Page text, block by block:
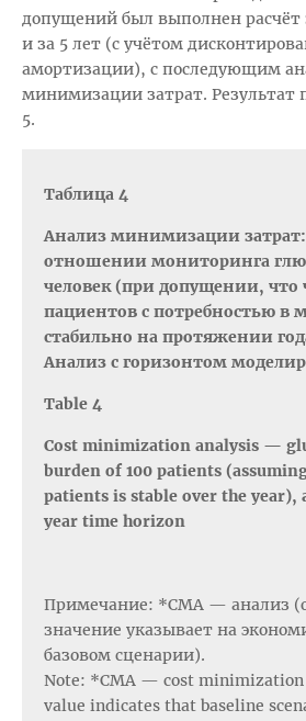
допущений был выполнен расчёт
и за 5 лет (с учётом
амортизации), с последующим
минимизации затрат. Результат
5.
Таблица 4
Анализ минимизации затрат:
отношении мониторинга
человек (при допущении, что
пациентов с потребностью в
стабильно на протяжении
Анализ с горизонтом
Table 4
Cost minimization analysis —
burden of 100 patients
patients is stable over the year),
year time horizon
Примечание: *СМА — анализ
значение указывает на
базовом сценарии).
Note: *CMA — cost minimization
value indicates that baseline